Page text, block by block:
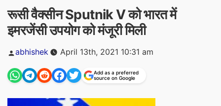
रूसी वैक्सीन Sputnik V को भारत में
इमरजेंसी उपयोग को मंजूरी मिली
Posted
by
abhishek April 13th, 2021 10:31 am
Add as a preferred
source on Google